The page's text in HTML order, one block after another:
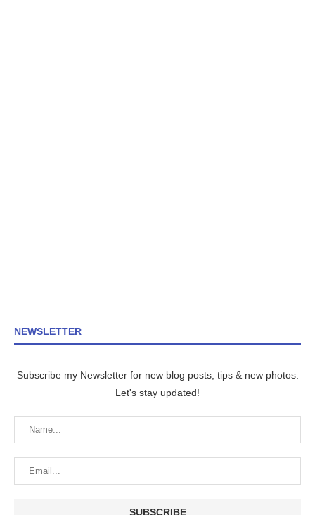
NEWSLETTER
Subscribe my Newsletter for new blog posts, tips & new photos.
Let's stay updated!